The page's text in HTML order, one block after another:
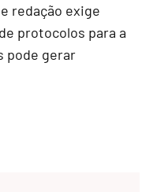
redação exige
protocolos para a
pode gerar